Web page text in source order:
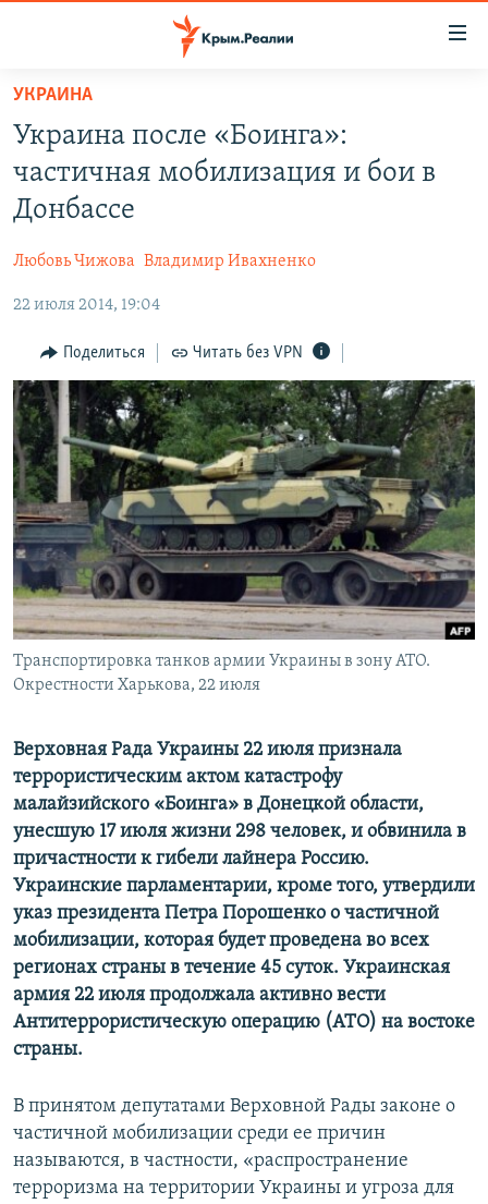
Вернуться
основному
содержанию
Вернутся
главной
Вернутся
поиску
СПЕЦПРОЕКТЫ
ГРУЗ 200
11 ЛЕТ ОККУПАЦИИ КРЫМА. 11 ИСТОРИЙ СОПРОТИВЛЕНИЯ
ВОДА
ЕЩЕ
ИНТЕРАКТИВ
ИНФОГРАФИКА
ТЕЛЕПРОЕКТ КРЫМ.РЕАЛИИ
СОВЕТЫ ПРАВОЗАЩИТНИКОВ
ПРОПАВШИЕ БЕЗ ВЕСТИ
ПОБЕДИТЕЛЕЙ НЕ СУДЯТ?
КРЫМ.НЕПОКОРЕННЫЙ
ELIFBE
УКРАИНСКАЯ ПРОБЛЕМА КРЫМА
РАДІО СВОБОДА
КАК ОБОЙТИ БЛОКИРОВКУ
Українською
Qırımtatar
ПРИСОЕДИНЯЙТЕСЬ!
Все сайты RFE/RL
УКРАИНА
Украина после «Боинга»:
частичная мобилизация и бои в
Донбассе
Любовь Чижова Владимир Ивахненко
22 июля 2014, 19:04
Поделиться Читать без VPN
Транспортировка танков армии Украины в зону АТО.
Окрестности Харькова, 22 июля
Верховная Рада Украины 22 июля признала
террористическим актом катастрофу
малайзийского «Боинга» в Донецкой области,
унесшую 17 июля жизни 298 человек, и обвинила в
причастности к гибели лайнера Россию.
Украинские парламентарии, кроме того, утвердили
указ президента Петра Порошенко о частичной
мобилизации, которая будет проведена во всех
регионах страны в течение 45 суток. Украинская
армия 22 июля продолжала активно вести
Антитеррористическую операцию (АТО) на востоке
страны.
В принятом депутатами Верховной Рады законе о
частичной мобилизации среди ее причин
называются, в частности, «распространение
терроризма на территории Украины и угроза для